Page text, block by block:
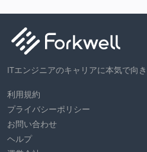
ITエンジニアのキャリアに本気で向
利用規約
プライバシーポリシー
お問い合わせ
ヘルプ